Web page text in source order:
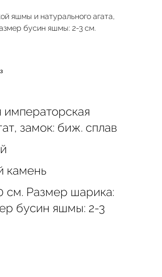
яшмы и натурального агата,
бусин яшмы: 2-3 см.
императорская
замок: биж. сплав
камень
см. Размер шарика:
бусин яшмы: 2-3